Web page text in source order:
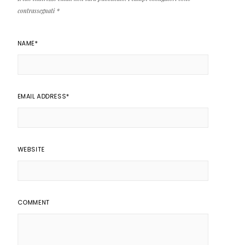
contrassegnati *
NAME*
EMAIL ADDRESS*
WEBSITE
COMMENT